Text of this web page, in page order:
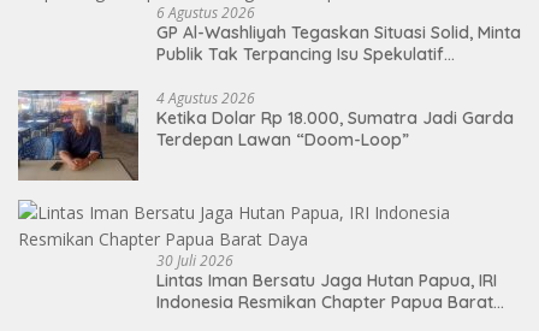
6 Agustus 2026
GP Al-Washliyah Tegaskan Situasi Solid, Minta
Publik Tak Terpancing Isu Spekulatif
4 Agustus 2026
Ketika Dolar Rp 18.000, Sumatra Jadi Garda
Terdepan Lawan “Doom-Loop”
30 Juli 2026
Lintas Iman Bersatu Jaga Hutan Papua, IRI
Indonesia Resmikan Chapter Papua Barat